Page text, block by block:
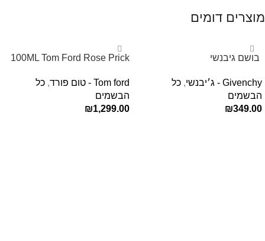
מוצרים דומים
‏ בושם גיבנשי
E.D.P 80ml ‏
Givenchy - ג׳יבנשי , כל
הבשמים
₪349.00
100ML Tom Ford Rose Prick
Tom ford - טום פורד
, כל
הבשמים
₪1,299.00